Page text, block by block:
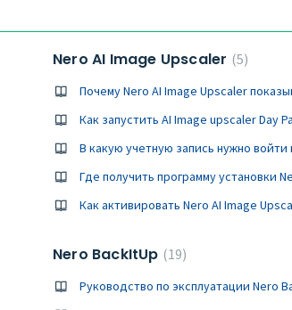
Nero AI Image Upscaler 5
Почему Nero AI Image Upscaler
Как запустить AI Image upscaler Day
В какую учетную запись нужно
Где получить программу установки
Как активировать Nero AI Image
Nero BackItUp 19
Руководство по эксплуатации Nero